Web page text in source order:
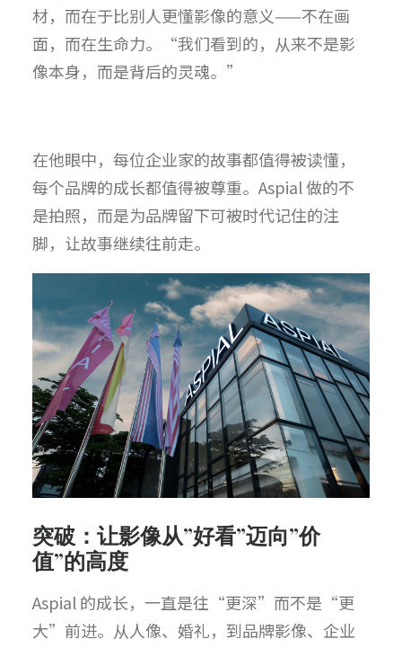
材，而在于比别人更懂影像的意义——不在画
面，而在生命力。
“我们看到的，从来不是影
像本身，而是背后的灵魂。”
在他眼中，每位企业家的故事都值得被读懂，
每个品牌的成长都值得被尊重。 Aspial 做的不
是拍照，而是为品牌留下可被时代记住的注
脚，让故事继续往前走。
突破：让影像从”好看”迈向”价
值”的高度
Aspial 的成长，一直是往“更深”而不是“更
大”前进。从人像、婚礼，到品牌影像、企业